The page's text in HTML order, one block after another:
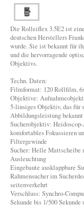
Die Rolleiflex 3.5E2 ist
deutschen Herstellers
wurde. Sie ist bekannt für
und die hervorragende
Objektivs.
Techn. Daten:
Filmformat: 120 Rollfilm,
Objektive:
5-linsiges Objektiv, das für
Abbildungsleistung
Sucherobjektiv:
komfortables Fokussieren
Filtergewinde
Sucher: Helle Mattscheibe
Ausleuchtung
Eingebaute ausklappbare
Rahmensucher im
seitenverkehrt
Verschluss: Synchro-
Sekunde bis 1/500